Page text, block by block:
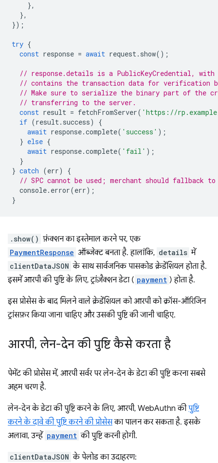
},
},
});
try {
const response = await request. show();
// response.details is a PublicKeyCredential, with
// contains the transaction data for verification
// Make sure to serialize the binary part of the
// transferring to the server.
const result = fetchFromServer( 'https://
if (result. success)
{
await response.complete( 'success' );
} else {
await response.complete( 'fail' );
}
} catch (err)
{
// SPC cannot be used; merchant should fallback
console. error(err);
}
.show() फ़ंक्शन का इस्तेमाल करने पर, एक
PaymentResponse ऑब्जेक्ट बनता है. हालांकि, details में
clientDataJSON के साथ सार्वजनिक पासकोड क्रेडेंशियल होता है.
इसमें आरपी की पुष्टि के लिए, ट्रांज़ैक्शन डेटा ( payment ) होता है.
इस प्रोसेस के बाद मिलने वाले क्रेडेंशियल को आरपी को क्रॉस-ऑरिजिन
ट्रांसफ़र किया जाना चाहिए और उसकी पुष्टि की जानी चाहिए.
आरपी, लेन-देन की पुष्टि कैसे करता है
पेमेंट की प्रोसेस में, आरपी सर्वर पर लेन-देन के डेटा की पुष्टि करना सबसे
अहम चरण है.
लेन-देन के डेटा की पुष्टि करने के लिए, आरपी, WebAuthn कीपुष्टि
करने के दावे की पुष्टि करने की प्रोसेसका पालन कर सकता है. इसके
अलावा, उन्हें payment की पुष्टि करनी होगी.
clientDataJSON के पेलोड का उदाहरण: